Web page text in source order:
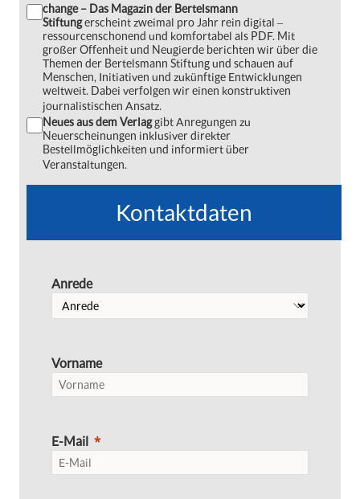
change – Das Magazin der Bertelsmann
Stiftungerscheint zweimal pro Jahr rein digital ‒
ressourcenschonend und komfortabel als PDF. Mit
großer Offenheit und Neugierde berichten wir über die
Themen der Bertelsmann Stiftung und schauen auf
Menschen, Initiativen und zukünftige Entwicklungen
weltweit. Dabei verfolgen wir einen konstruktiven
journalistischen Ansatz.
Neues aus dem Verlaggibt Anregungen zu
Neuerscheinungen inklusiver direkter
Bestellmöglichkeiten und informiert über
Veranstaltungen.
Kontaktdaten
Anrede
Vorname
E-Mail